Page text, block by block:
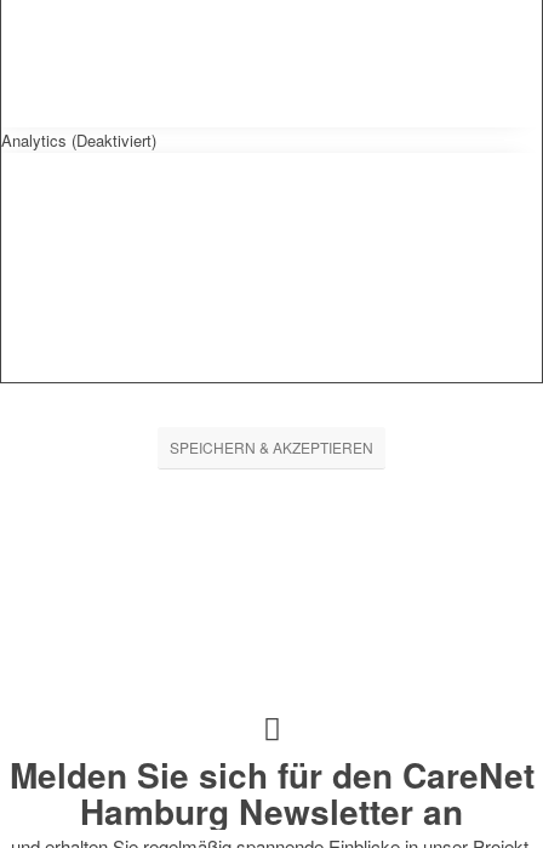
Analytics (Deaktiviert)
SPEICHERN & AKZEPTIEREN
Melden Sie sich für den CareNet
Hamburg Newsletter an